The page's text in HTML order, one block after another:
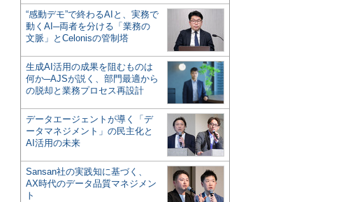
“感動デモ”で終わるAIと、実務で
動くAI─両者を分ける「業務の
文脈」とCelonisの管制塔
生成AI活用の成果を阻むものは
何か─AJSが説く、部門最適から
の脱却と業務プロセス再設計
データエージェントが導く「デ
ータマネジメント」の民主化と
AI活用の未来
Sansan社の実践知に基づく、
AX時代のデータ品質マネジメン
ト